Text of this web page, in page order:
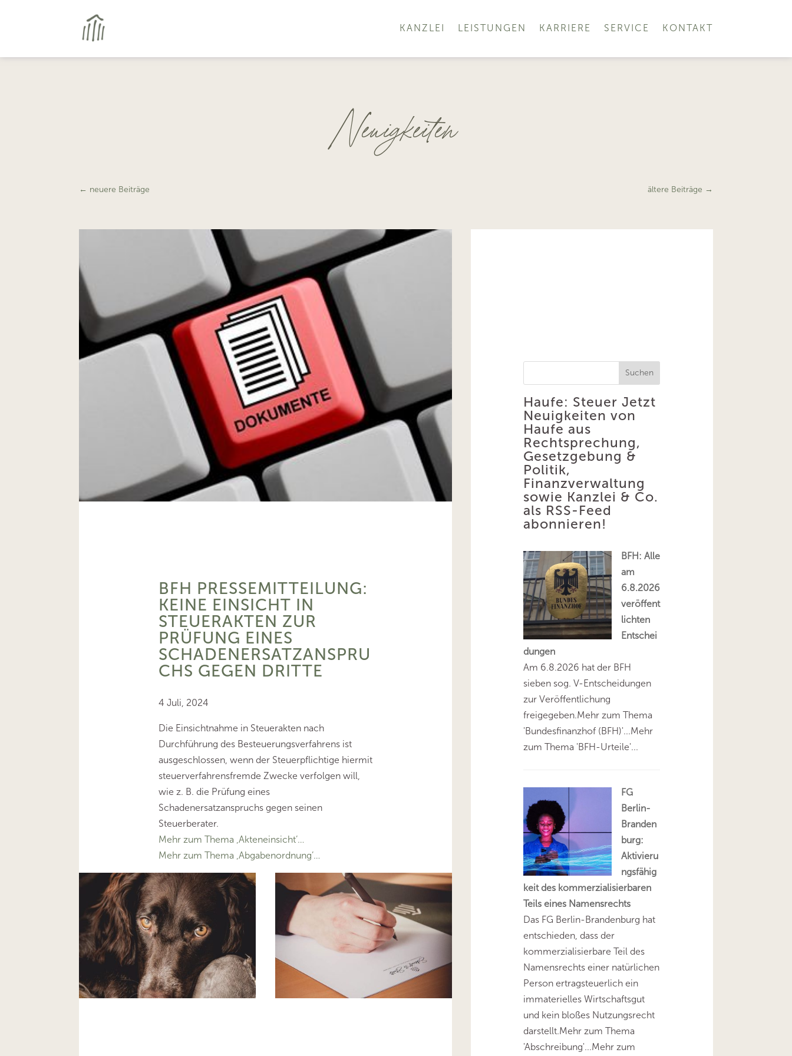
KANZLEI LEISTUNGEN KARRIERE SERVICE KONTAKT
Neuigkeiten
← neuere Beiträge ältere Beiträge →
BFH PRESSEMITTEILUNG:
KEINE EINSICHT IN
STEUERAKTEN ZUR
PRÜFUNG EINES
SCHADENERSATZANSPRU
CHS GEGEN DRITTE
4 Juli, 2024
Die Einsichtnahme in Steuerakten nach
Durchführung des Besteuerungsverfahrens ist
ausgeschlossen, wenn der Steuerpflichtige hiermit
steuerverfahrensfremde Zwecke verfolgen will,
wie z. B. die Prüfung eines
Schadenersatzanspruchs gegen seinen
Steuerberater.
Mehr zum Thema ‚Akteneinsicht’…
Mehr zum Thema ‚Abgabenordnung’…
Suchen
Haufe: Steuer Jetzt
Neuigkeiten von
Haufe aus
Rechtsprechung,
Gesetzgebung &
Politik,
Finanzverwaltung
sowie Kanzlei & Co.
als RSS-Feed
abonnieren!
BFH: Alle
am
6.8.2026
veröffent
lichten
Entschei
dungen
Am 6.8.2026 hat der BFH
sieben sog. V-Entscheidungen
zur Veröffentlichung
freigegeben.Mehr zum Thema
'Bundesfinanzhof (BFH)'...Mehr
zum Thema 'BFH-Urteile'...
FG
Berlin-
Branden
burg:
Aktivieru
ngsfähig
keit des kommerzialisierbaren
Teils eines Namensrechts
Das FG Berlin-Brandenburg hat
entschieden, dass der
kommerzialisierbare Teil des
Namensrechts einer natürlichen
Person ertragsteuerlich ein
immaterielles Wirtschaftsgut
und kein bloßes Nutzungsrecht
darstellt.Mehr zum Thema
'Abschreibung'...Mehr zum